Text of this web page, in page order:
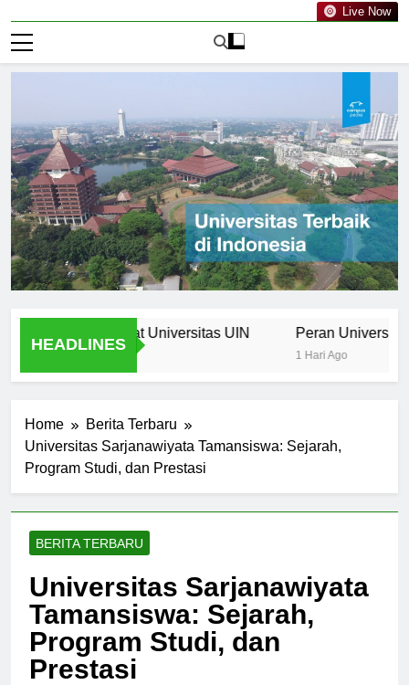
Live Now
HEADLINES
Curriculum at Universitas UIN Peran Universitas
1 Hari Ago
Home
Berita Terbaru
Universitas Sarjanawiyata Tamansiswa: Sejarah,
Program Studi, dan Prestasi
BERITA TERBARU
Universitas Sarjanawiyata
Tamansiswa: Sejarah,
Program Studi, dan
Prestasi